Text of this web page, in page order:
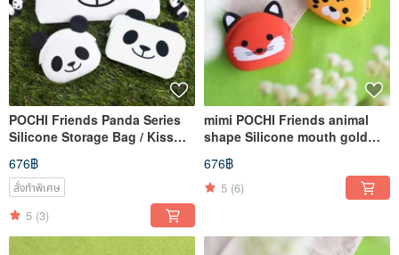
POCHI Friends Panda Series
Silicone Storage Bag / Kiss
Lock Bag Card Holder Zipper
Bag
676฿
สั่งทำพิเศษ
5 (3)
mimi POCHI Friends animal
shape Silicone mouth gold
bag tiger/fox
676฿
5 (6)